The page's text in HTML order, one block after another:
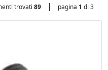
trovati 89 | pagina 1 di 3